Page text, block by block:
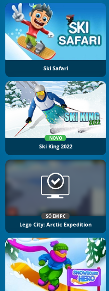
Ski Safari
NOVO
Ski King 2022
SÓ EM PC
Lego City: Arctic Expedition